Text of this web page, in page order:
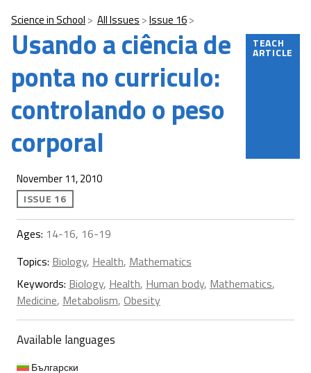
Science in School All Issues Issue 16
Usando a ciência de
ponta no curriculo:
controlando o peso
corporal
TEACH
ARTICLE
November 11, 2010
ISSUE 16
Ages: 14-16, 16-19
Topics: Biology, Health, Mathematics
Keywords: Biology, Health, Human body, Mathematics,
Medicine, Metabolism, Obesity
Available languages
Български